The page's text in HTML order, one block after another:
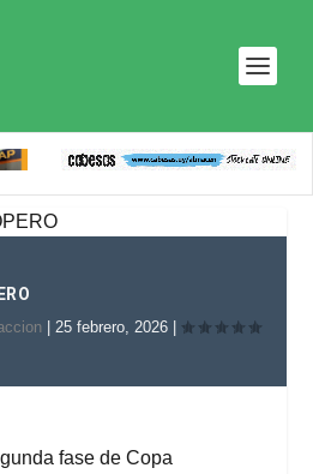
|25 febrero, 2026
fase de Copa